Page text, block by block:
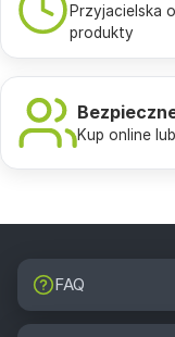
Przyjacielska
produkty
Kup online
FAQ